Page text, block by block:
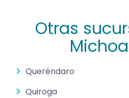
Otras
Queréndaro
Quiroga